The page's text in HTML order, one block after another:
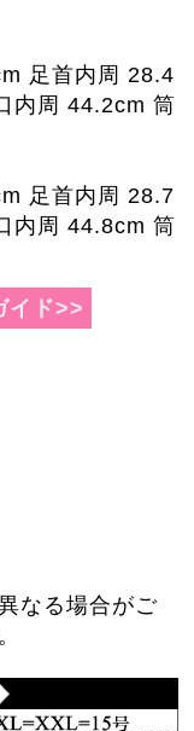
足首内周 28.4
内周 44.2cm 筒
足首内周 28.7
内周 44.8cm 筒
なる場合がご